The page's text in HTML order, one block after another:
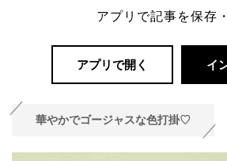
アプリで記事を保存
アプリで開く イ
華やかでゴージャスな色打掛♡